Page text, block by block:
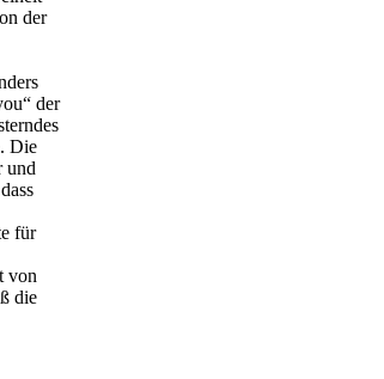
der
der
Die
und
für
von
die